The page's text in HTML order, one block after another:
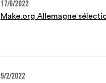
17/6/2022
Make.org Allemagne
9/2/2022